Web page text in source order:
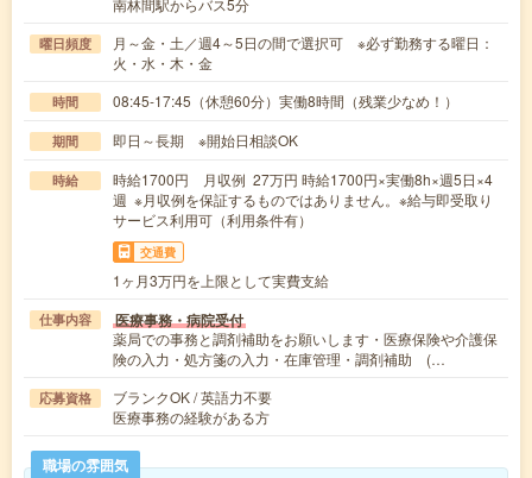
曜日頻度
月～金・土／週4～5日の間で選択可 ※必ず勤務する曜日：
火・水・木・金
時間 08:45-17:45（休憩60分）実働8時間（残業少なめ！）
期間 即日～長期 ※開始日相談OK
時給
時給1700円 月収例 27万円 時給1700円×実働8h×週5日×4
週 ※月収例を保証するものではありません。※給与即受取り
サービス利用可（利用条件有）
交通費
1ヶ月3万円を上限として実費支給
仕事内容 医療事務・病院受付
薬局での事務と調剤補助をお願いします・医療保険や介護保
険の入力・処方箋の入力・在庫管理・調剤補助 (…
応募資格
ブランクOK / 英語力不要
医療事務の経験がある方
職場の雰囲気